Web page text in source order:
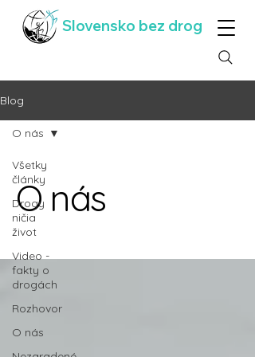
Slovensko bez drog
Blog
Všetky
články
Drogy
ničia
život
Video -
fakty o
drogách
Rozhovor
O nás
O nás
O nás